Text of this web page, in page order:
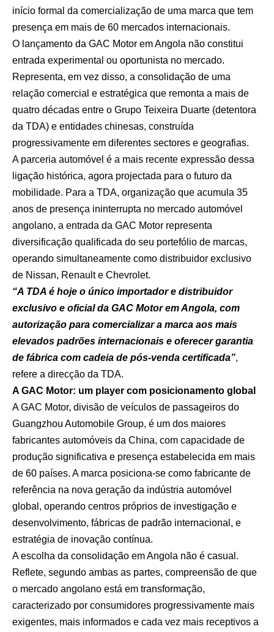
início formal da comercialização de uma marca que tem
presença em mais de 60 mercados internacionais.
O lançamento da GAC Motor em Angola não constitui
entrada experimental ou oportunista no mercado.
Representa, em vez disso, a consolidação de uma
relação comercial e estratégica que remonta a mais de
quatro décadas entre o Grupo Teixeira Duarte (detentora
da TDA) e entidades chinesas, construída
progressivamente em diferentes sectores e geografias.
A parceria automóvel é a mais recente expressão dessa
ligação histórica, agora projectada para o futuro da
mobilidade. Para a TDA, organização que acumula 35
anos de presença ininterrupta no mercado automóvel
angolano, a entrada da GAC Motor representa
diversificação qualificada do seu portefólio de marcas,
operando simultaneamente como distribuidor exclusivo
de Nissan, Renault e Chevrolet.
“A TDA é hoje o único importador e distribuidor
exclusivo e oficial da GAC Motor em Angola, com
autorização para comercializar a marca aos mais
elevados padrões internacionais e oferecer garantia
de fábrica com cadeia de pós-venda certificada”,
refere a direcção da TDA.
A GAC Motor: um player com posicionamento global
A GAC Motor, divisão de veículos de passageiros do
Guangzhou Automobile Group, é um dos maiores
fabricantes automóveis da China, com capacidade de
produção significativa e presença estabelecida em mais
de 60 países. A marca posiciona-se como fabricante de
referência na nova geração da indústria automóvel
global, operando centros próprios de investigação e
desenvolvimento, fábricas de padrão internacional, e
estratégia de inovação contínua.
A escolha da consolidação em Angola não é casual.
Reflete, segundo ambas as partes, compreensão de que
o mercado angolano está em transformação,
caracterizado por consumidores progressivamente mais
exigentes, mais informados e cada vez mais receptivos a